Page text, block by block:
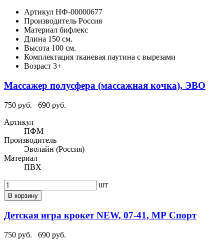
Артикул НФ-00000677
Производитель Россия
Материал бифлекс
Длина 150 см.
Высота 100 см.
Комплектация тканевая паутина с вырезами
Возраст 3+
Массажер полусфера (массажная кочка), ЭВО
750 руб.
690 руб.
Артикул
ПФМ
Производитель
Эволайн (Россия)
Материал
ПВХ
шт
В корзину
Детская игра крокет NEW, 07-41, МР Спорт
750 руб.
690 руб.